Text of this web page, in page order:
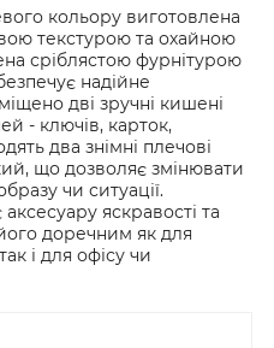
кольору виготовлена
текстурою та охайною
сріблястою фурнітурою
надійне
дві зручні кишені
- ключів, карток,
два знімні плечові
що дозволяє змінювати
чи ситуації.
яскравості та
доречним як для
і для офісу чи